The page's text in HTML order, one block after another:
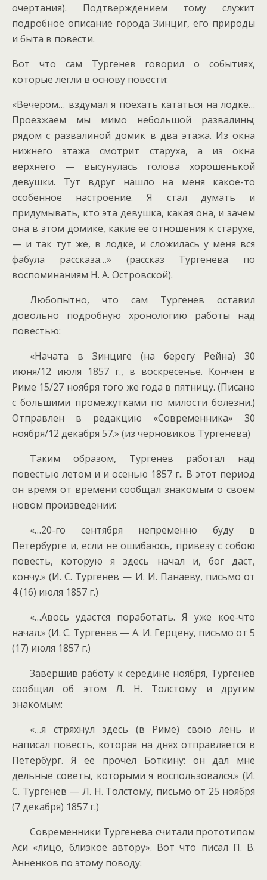
очертания). Подтверждением тому служит
подробное описание города Зинциг, его природы
и быта в повести.
Вот что сам Тургенев говорил о событиях,
которые легли в основу повести:
«Вечером… вздумал я поехать кататься на лодке…
Проезжаем мы мимо небольшой развалины;
рядом с развалиной домик в два этажа. Из окна
нижнего этажа смотрит старуха, а из окна
верхнего — высунулась голова хорошенькой
девушки. Тут вдруг нашло на меня какое-то
особенное настроение. Я стал думать и
придумывать, кто эта девушка, какая она, и зачем
она в этом домике, какие ее отношения к старухе,
— и так тут же, в лодке, и сложилась у меня вся
фабула рассказа…» (рассказ Тургенева по
воспоминаниям Н. А. Островской).
Любопытно, что сам Тургенев оставил
довольно подробную хронологию работы над
повестью:
«Начата в Зинциге (на берегу Рейна) 30
июня/12 июля 1857 г., в воскресенье. Кончен в
Риме 15/27 ноября того же года в пятницу. (Писано
с большими промежутками по милости болезни.)
Отправлен в редакцию «Современника» 30
ноября/12 декабря 57.» (из черновиков Тургенева)
Таким образом, Тургенев работал над
повестью летом и и осенью 1857 г.. В этот период
он время от времени сообщал знакомым о своем
новом произведении:
«…20-го сентября непременно буду в
Петербурге и, если не ошибаюсь, привезу с собою
повесть, которую я здесь начал и, бог даст,
кончу.» (И. С. Тургенев — И. И. Панаеву, письмо от
4 (16) июля 1857 г.)
«…Авось удастся поработать. Я уже кое-что
начал.» (И. С. Тургенев — А. И. Герцену, письмо от 5
(17) июля 1857 г.)
Завершив работу к середине ноября, Тургенев
сообщил об этом Л. Н. Толстому и другим
знакомым:
«…я стряхнул здесь (в Риме) свою лень и
написал повесть, которая на днях отправляется в
Петербург. Я ее прочел Боткину: он дал мне
дельные советы, которыми я воспользовался.» (И.
С. Тургенев — Л. Н. Толстому, письмо от 25 ноября
(7 декабря) 1857 г.)
Современники Тургенева считали прототипом
Аси «лицо, близкое автору». Вот что писал П. В.
Анненков по этому поводу: